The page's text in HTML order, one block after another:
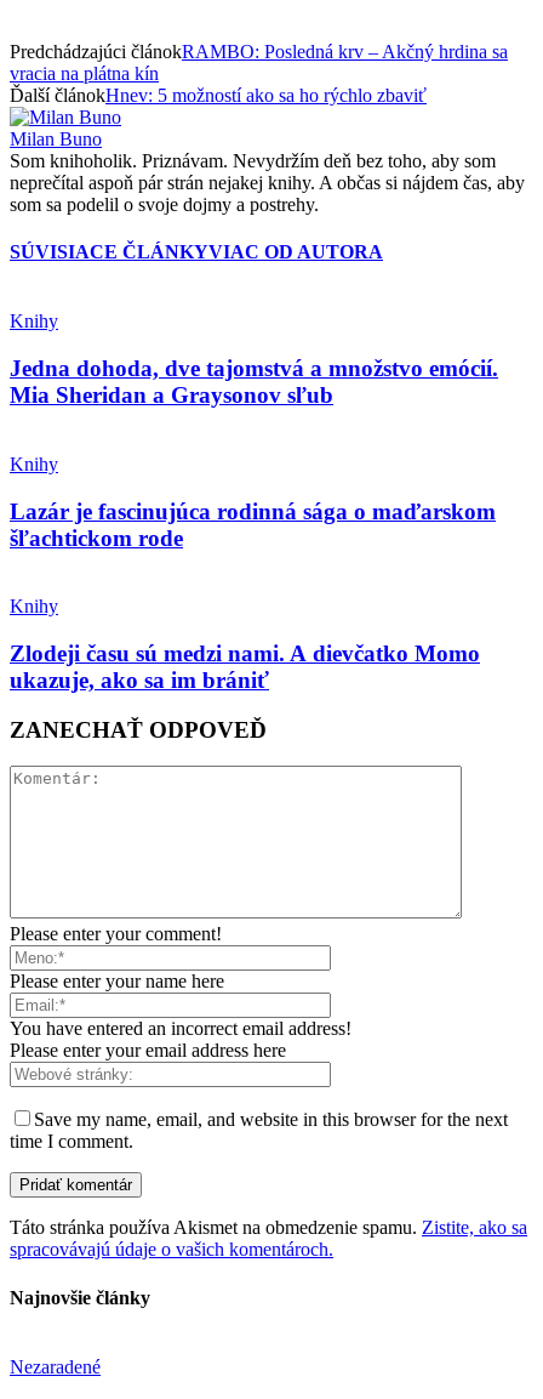
Predchádzajúci článokRAMBO: Posledná krv – Akčný hrdina sa
vracia na plátna kín
Ďalší článokHnev: 5 možností ako sa ho rýchlo zbaviť
Milan Buno
Som knihoholik. Priznávam. Nevydržím deň bez toho, aby som
neprečítal aspoň pár strán nejakej knihy. A občas si nájdem čas, aby
som sa podelil o svoje dojmy a postrehy.
SÚVISIACE ČLÁNKYVIAC OD AUTORA
Knihy
Jedna dohoda, dve tajomstvá a množstvo emócií.
Mia Sheridan a Graysonov sľub
Knihy
Lazár je fascinujúca rodinná sága o maďarskom
šľachtickom rode
Knihy
Zlodeji času sú medzi nami. A dievčatko Momo
ukazuje, ako sa im brániť
ZANECHAŤ ODPOVEĎ
Please enter your comment!
Please enter your name here
You have entered an incorrect email address!
Please enter your email address here
Save my name, email, and website in this browser for the next
time I comment.
Táto stránka používa Akismet na obmedzenie spamu. Zistite, ako sa
spracovávajú údaje o vašich komentároch.
Najnovšie články
Nezaradené